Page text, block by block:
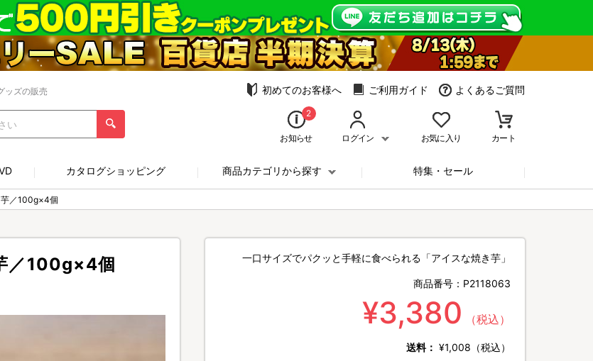
ッズの販売 初めてのお客様へ ご利用ガイド よくあるご質問
2
お知らせ ログイン お気に入り カート
カタログショッピング 商品カテゴリから探す 特集・セール
芋／100g×4個
／100g×4個 一口サイズでパクッと手軽に食べられる「アイスな焼き芋」
商品番号： P2118063
¥3,380 （税込）
送料： ¥1,008（税込）